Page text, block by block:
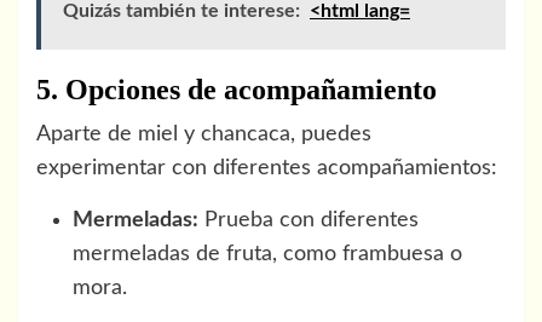
Quizás también te interese: <html lang=
5. Opciones de acompañamiento
Aparte de miel y chancaca, puedes
experimentar con diferentes acompañamientos:
Mermeladas: Prueba con diferentes
mermeladas de fruta, como frambuesa o
mora.